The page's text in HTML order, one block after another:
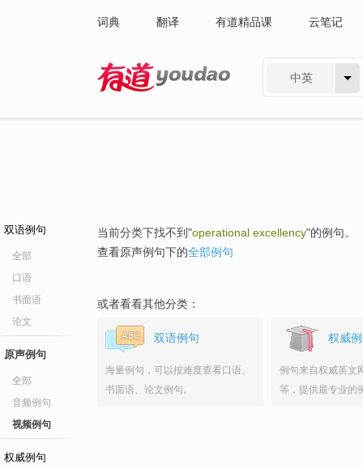
词典 翻译 有道精品课 云笔记
中英
双语例句
全部
口语
书面语
论文
原声例句
全部
音频例句
视频例句
权威例句
当前分类下找不到"operational excellency"的例句。
查看原声例句下的全部例句
或者看看其他分类：
双语例句
海量例句，可以按难度查看口语、
书面语、论文例句。
权威
例句来自权威英文
等，提供最专业的